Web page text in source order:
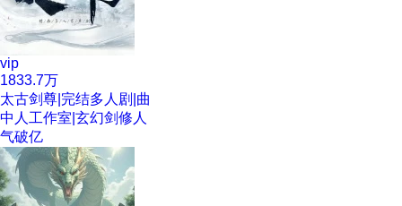
vip
1833.7万
太古剑尊|完结多人剧|曲
中人工作室|玄幻剑修人
气破亿